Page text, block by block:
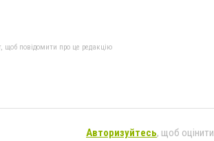
щоб повідомити про це редакцію
Авторизуйтесь, щоб оцінити